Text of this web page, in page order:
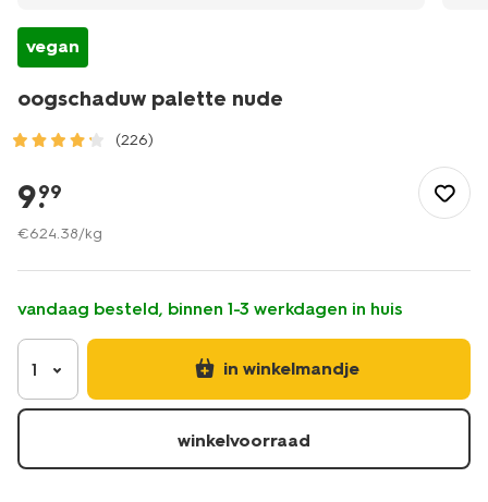
vegan
oogschaduw palette nude
(226)
gezond/make-
up/oogschaduw/oogschaduw-
palette-
11218508.html
9.
99
€624.38/kg
vandaag besteld, binnen 1-3 werkdagen in huis
1 in winkelmandje
winkelvoorraad